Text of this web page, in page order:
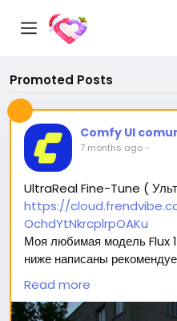
Promoted Posts
Comfy UI
7 months ago-
UltraReal Fine-Tune (
https://
OchdYtNkrcplrpOAKu
Моя любимая модель Flux
ниже написаны
можно перейдя по ссылке
облако. Модели будут
останется прежней) 🥰
Read more